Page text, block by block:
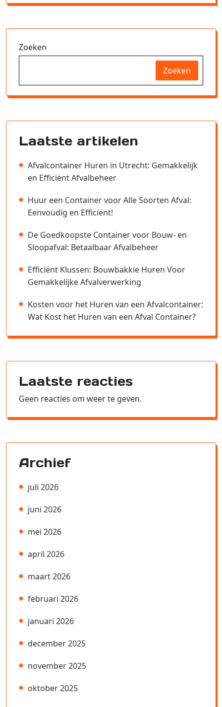
Zoeken
Zoeken
Laatste artikelen
Afvalcontainer Huren in Utrecht: Gemakkelijk
en Efficiënt Afvalbeheer
Huur een Container voor Alle Soorten Afval:
Eenvoudig en Efficiënt!
De Goedkoopste Container voor Bouw- en
Sloopafval: Betaalbaar Afvalbeheer
Efficiënt Klussen: Bouwbakkie Huren Voor
Gemakkelijke Afvalverwerking
Kosten voor het Huren van een Afvalcontainer:
Wat Kost het Huren van een Afval Container?
Laatste reacties
Geen reacties om weer te geven.
Archief
juli 2026
juni 2026
mei 2026
april 2026
maart 2026
februari 2026
januari 2026
december 2025
november 2025
oktober 2025